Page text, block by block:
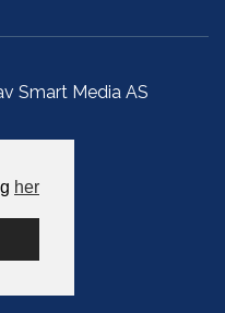
her
Smart Media AS